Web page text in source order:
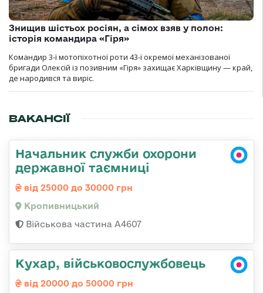
Знищив шістьох росіян, а сімох взяв у полон:
історія командира «Гіря»
Командир 3-ї мотопіхотної роти 43-ї окремої механізованої
бригади Олексій із позивним «Гіря» захищає Харківщину — край,
де народився та виріс.
ВАКАНСІЇ
Начальник служби охорони
державної таємниці
від 25000 до 30000 грн
Кропивницький
Військова частина А4607
Кухар, військовослужбовець
від 20000 до 50000 грн